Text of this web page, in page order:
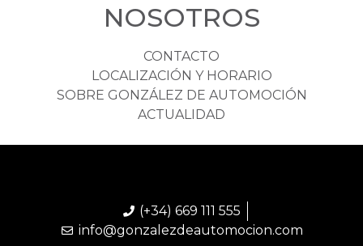
NOSOTROS
CONTACTO
LOCALIZACIÓN Y HORARIO
SOBRE GONZÁLEZ DE AUTOMOCIÓN
ACTUALIDAD
(+34) 669 111 555
info@gonzalezdeautomocion.com